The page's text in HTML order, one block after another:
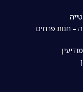
– חנות פרחים